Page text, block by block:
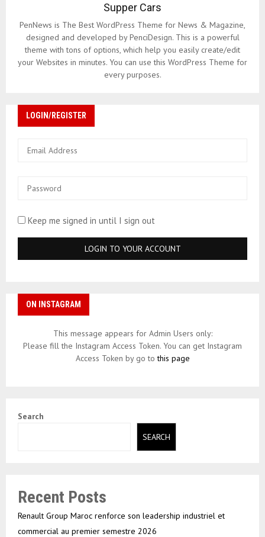
Supper Cars
PenNews is The Best WordPress Theme for News & Magazine,
designed and developed by PenciDesign. This is a powerful
theme with tons of options, which help you easily create/edit
your Websites in minutes. You can use this WordPress Theme for
every purposes.
LOGIN/REGISTER
Keep me signed in until I sign out
ON INSTAGRAM
This message appears for Admin Users only:
Please fill the Instagram Access Token. You can get Instagram
Access Token by go tothis page
Search
SEARCH
Recent Posts
Renault Group Maroc renforce son leadership industriel et
commercial au premier semestre 2026